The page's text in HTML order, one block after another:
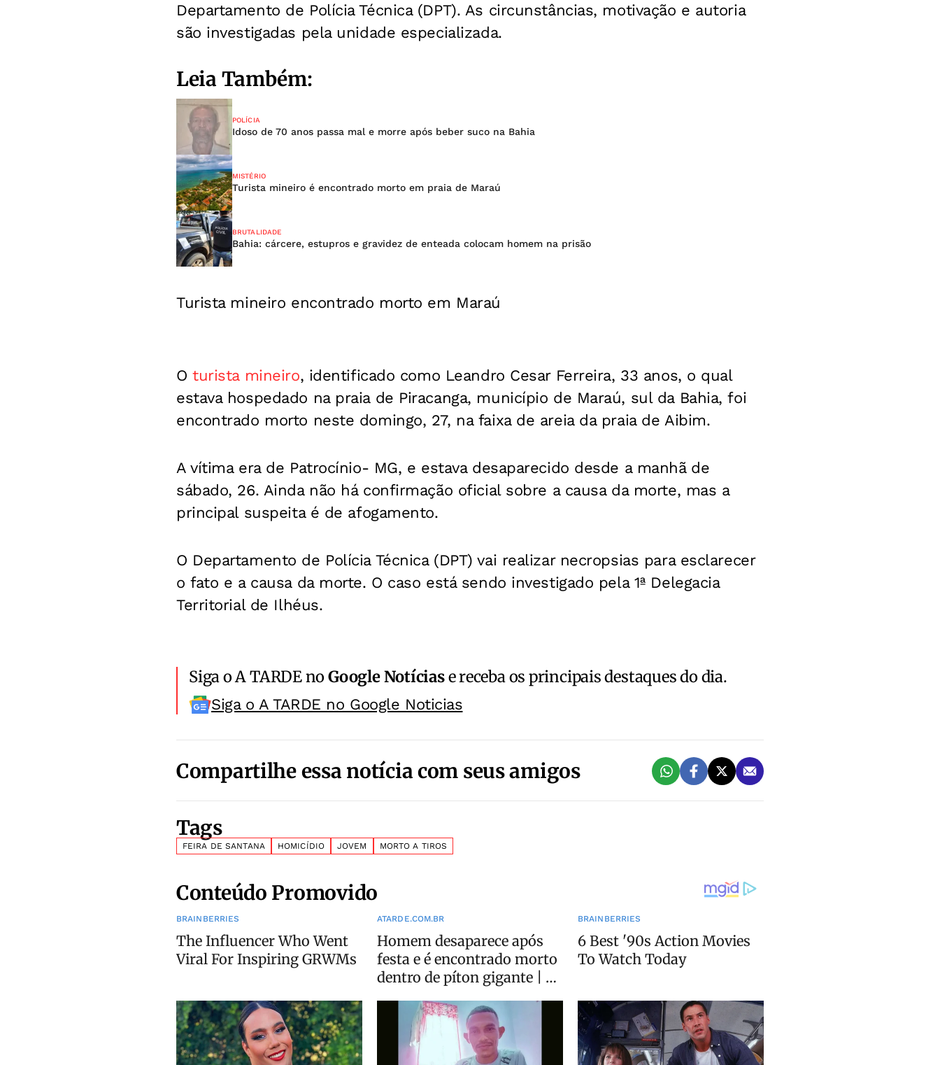
Departamento de Polícia Técnica (DPT). As circunstâncias, motivação e autoria
são investigadas pela unidade especializada.
Leia Também:
POLÍCIA
Idoso de 70 anos passa mal e morre após beber suco na Bahia
MISTÉRIO
Turista mineiro é encontrado morto em praia de Maraú
BRUTALIDADE
Bahia: cárcere, estupros e gravidez de enteada colocam homem na prisão
Turista mineiro encontrado morto em Maraú
Oturista mineiro, identificado como Leandro Cesar Ferreira, 33 anos, o qual
estava hospedado na praia de Piracanga, município de Maraú, sul da Bahia, foi
encontrado morto neste domingo, 27, na faixa de areia da praia de Aibim.
A vítima era de Patrocínio- MG, e estava desaparecido desde a manhã de
sábado, 26. Ainda não há confirmação oficial sobre a causa da morte, mas a
principal suspeita é de afogamento.
O Departamento de Polícia Técnica (DPT) vai realizar necropsias para esclarecer
o fato e a causa da morte. O caso está sendo investigado pela 1ª Delegacia
Territorial de Ilhéus.
Siga o A TARDE noGoogle Notíciase receba os principais destaques do dia.
Siga o A TARDE no Google Noticias
Compartilhe essa notícia com seus amigos
Tags
FEIRA DE SANTANA HOMICÍDIO JOVEM MORTO A TIROS